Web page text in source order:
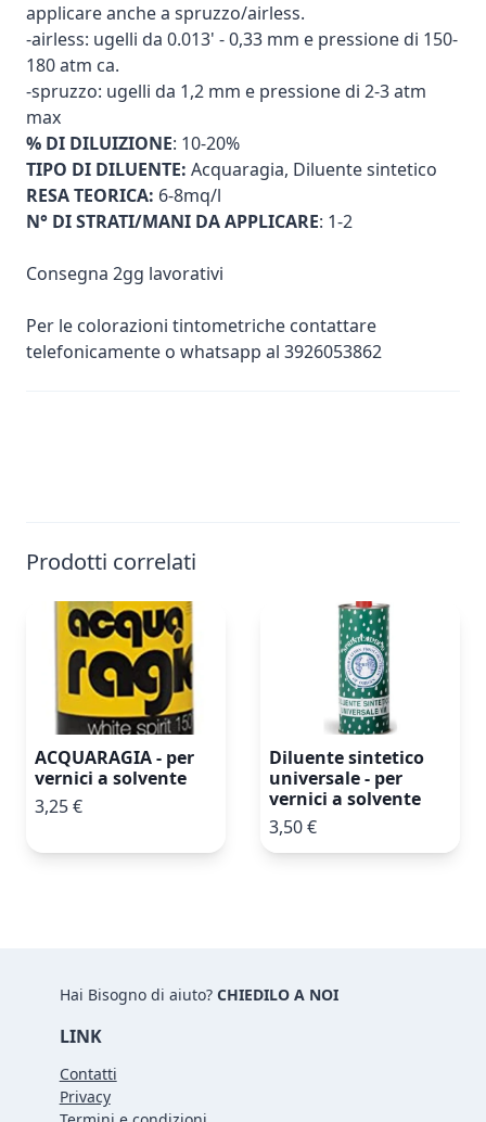
applicare anche a spruzzo/airless.
-airless: ugelli da 0.013' - 0,33 mm e pressione di 150-
180 atm ca.
-spruzzo: ugelli da 1,2 mm e pressione di 2-3 atm
max
% DI DILUIZIONE: 10-20%
TIPO DI DILUENTE: Acquaragia, Diluente sintetico
RESA TEORICA: 6-8mq/l
N° DI STRATI/MANI DA APPLICARE: 1-2
Consegna 2gg lavorativi
Per le colorazioni tintometriche contattare
telefonicamente o whatsapp al 3926053862
Prodotti correlati
ACQUARAGIA - per
vernici a solvente
3,25 €
Diluente sintetico
universale - per
vernici a solvente
3,50 €
Hai Bisogno di aiuto? CHIEDILO A NOI
LINK
Contatti
Privacy